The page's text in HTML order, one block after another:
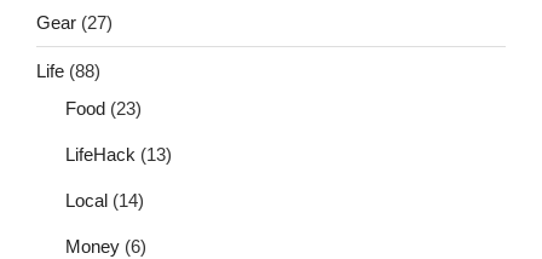
Gear (27)
Life (88)
Food (23)
LifeHack (13)
Local (14)
Money (6)